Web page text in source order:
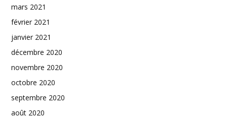
mars 2021
février 2021
janvier 2021
décembre 2020
novembre 2020
octobre 2020
septembre 2020
août 2020